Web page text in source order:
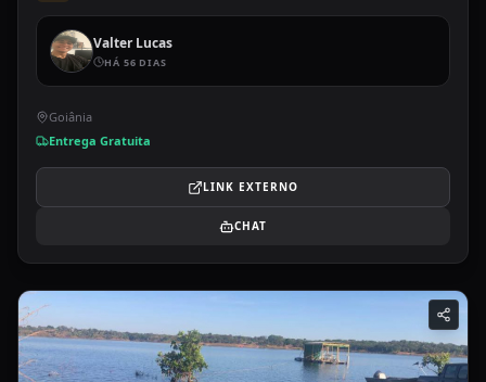
Valter Lucas
HÁ 56 DIAS
Goiânia
Entrega Gratuita
LINK EXTERNO
CHAT